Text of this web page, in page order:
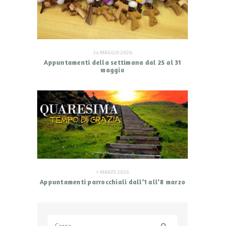
24 MAGGIO 2026
Appuntamenti della settimana dal 25 al 31
maggio
1 MARZO 2026
Appuntamenti parrocchiali dall’1 all’8 marzo